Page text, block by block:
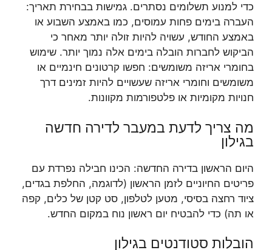
כדי למנוע תשלומים נסתרים. גמישות בבחירת תאריך:
העברה בימים פחות עמוסים, כמו באמצע השבוע או
באמצע החודש, עשויה להיות זולה יותר מאחר כי
הביקוש לחברות הובלה בימים אלה נמוך יותר. שימוש
בחומרי אריזה משומשים: חפשו קרטונים חינמיים או
משומשים וחומרי אריזה שעשויים להיות זמינים דרך
חנויות מקומיות או פלטפורמות מקוונות.
מה צריך לדעת במעבר לדירה חדשה
בגילון
היום הראשון בדירה החדשה: הכינו חבילה נפרדת עם
פריטים החיוניים לזמן הראשון (לדוגמה, החלפת בגדים,
ציוד רחצה בסיסי, מטען לטלפון, סט קטן של כלים, קפה
או תה) כדי להבטיח יום ראשון נוח במקום החדש.
הובלות סטודנטים בגילון